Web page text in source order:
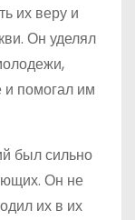
их веру и
Он уделял
и помогал им
был сильно
Он не
их в их